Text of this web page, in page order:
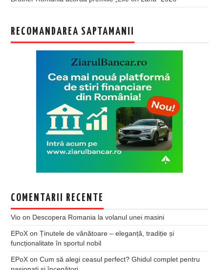
RECOMANDAREA SAPTAMANII
COMENTARII RECENTE
Vio on Descopera Romania la volanul unei masini
EPoX onȚinutele de vânătoare – eleganță, tradiție și
funcționalitate în sportul nobil
EPoX onCum să alegi ceasul perfect? Ghidul complet pentru